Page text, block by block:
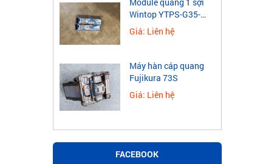
Wintop YTPS-G35-
40LD 1.25G
Giá: Liên hệ
Máy hàn cáp quang
Fujikura 73S
Giá: Liên hệ
FACEBOOK